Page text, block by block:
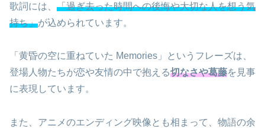
歌詞には、 「過ぎ去った時間への後悔や大切な人を想う気
持ち」が込められています。
「黄昏の空に重ねていた Memories」というフレーズは、
登場人物たちが恋や友情の中で抱える切なさや葛藤を見事
に表現しています。
また、アニメのエンディング映像とも相まって、物語の余